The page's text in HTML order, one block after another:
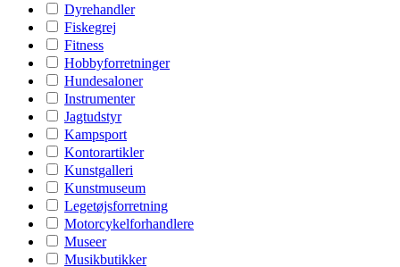
Dyrehandler
Fiskegrej
Fitness
Hobbyforretninger
Hundesaloner
Instrumenter
Jagtudstyr
Kampsport
Kontorartikler
Kunstgalleri
Kunstmuseum
Legetøjsforretning
Motorcykelforhandlere
Museer
Musikbutikker